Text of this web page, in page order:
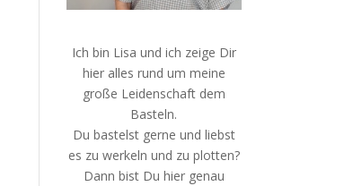
Ich bin Lisa und ich zeige Dir
hier alles rund um meine
große Leidenschaft dem
Basteln.
Du bastelst gerne und liebst
es zu werkeln und zu plotten?
Dann bist Du hier genau